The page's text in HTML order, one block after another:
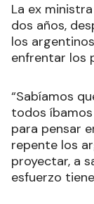
La ex
dos años,
los
enfrentar los
“Sabíamos
todos
para pensar
repente los
proyectar, a
esfuerzo